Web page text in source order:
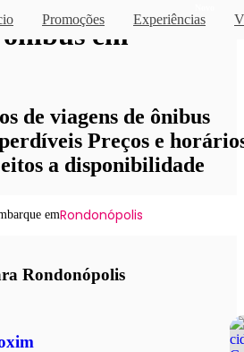
Promoções Experiências
em
de viagens de ônibus
Preços e
a disponibilidade
emRondonópolis
Rondonópolis